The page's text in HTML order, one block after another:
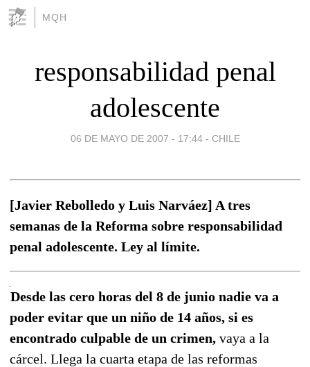
MQH
responsabilidad penal
adolescente
06 DE MAYO DE 2007 - 17:44 - CHILE
[Javier Rebolledo y Luis Narváez] A tres
semanas de la Reforma sobre responsabilidad
penal adolescente. Ley al límite.
Desde las cero horas del 8 de junio nadie va a
poder evitar que un niño de 14 años, si es
encontrado culpable de un crimen, vaya a la
cárcel. Llega la cuarta etapa de las reformas